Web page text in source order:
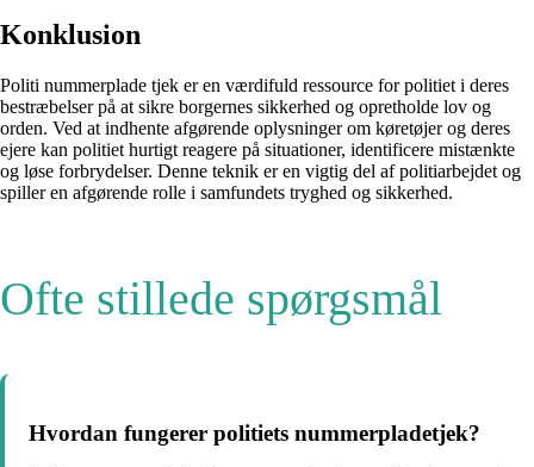
Konklusion
Politi nummerplade tjek er en værdifuld ressource for politiet i deres
bestræbelser på at sikre borgernes sikkerhed og opretholde lov og
orden. Ved at indhente afgørende oplysninger om køretøjer og deres
ejere kan politiet hurtigt reagere på situationer, identificere mistænkte
og løse forbrydelser. Denne teknik er en vigtig del af politiarbejdet og
spiller en afgørende rolle i samfundets tryghed og sikkerhed.
Ofte stillede spørgsmål
Hvordan fungerer politiets nummerpladetjek?